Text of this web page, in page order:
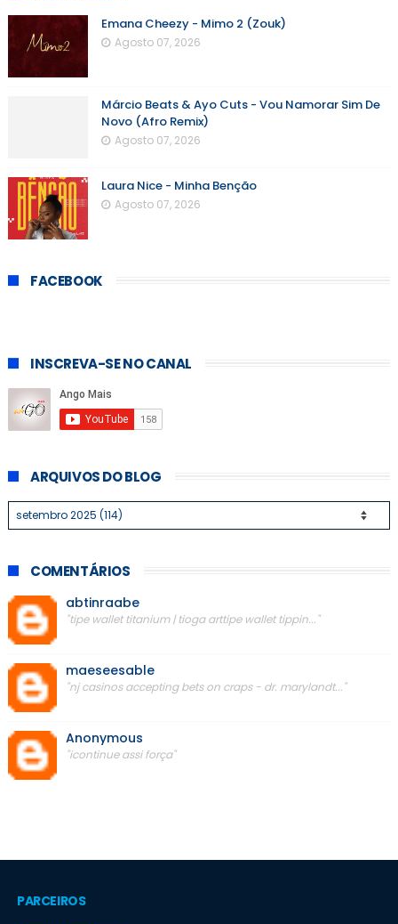
Emana Cheezy - Mimo 2 (Zouk)
Agosto 07, 2026
Márcio Beats & Ayo Cuts - Vou Namorar Sim De
Novo (Afro Remix)
Agosto 07, 2026
Laura Nice - Minha Benção
Agosto 07, 2026
FACEBOOK
INSCREVA-SE NO CANAL
ARQUIVOS DO BLOG
COMENTÁRIOS
abtinraabe
"tipe wallet titanium | tioga arttipe wallet tippin..."
maeseesable
"nj casinos accepting bets on craps - dr. marylandt..."
Anonymous
"icontinue assi força"
PARCEIROS